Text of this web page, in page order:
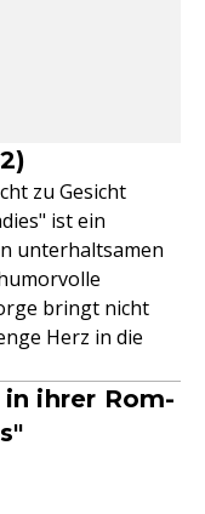
zu Gesicht
ist ein
unterhaltsamen
bringt nicht
Herz in die
ihrer Rom-